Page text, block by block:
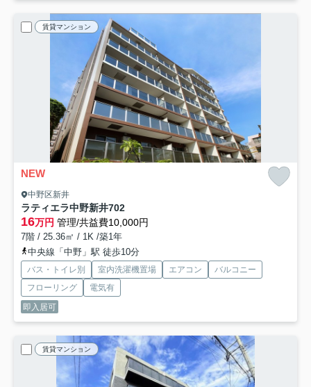
賃貸マンション
NEW
中野区新井
ラティエラ中野新井702
16万円 管理/共益費10,000円
7階 / 25.36㎡ / 1K /築1年
中央線「中野」駅 徒歩10分
バス・トイレ別 室内洗濯機置場 エアコン
バルコニー
フローリング
電気有
即入居可
賃貸マンション